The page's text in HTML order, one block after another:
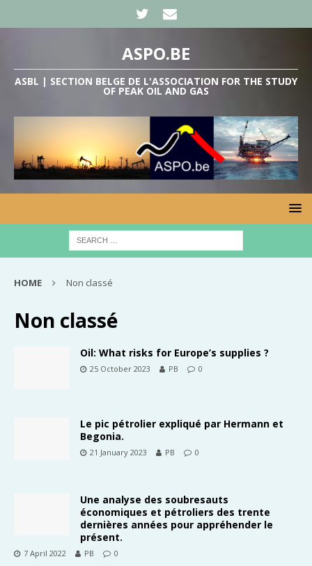
ASPO.BE
ASBL | SECTION BELGE DE L'ASSOCIATION FOR THE STUDY
OF PEAK OIL AND GAS
HOME Non classé
Non classé
Oil: What risks for Europe’s supplies ?
25 October 2023 PB 0
Le pic pétrolier expliqué par Hermann et
Begonia.
21 January 2023 PB 0
Une analyse des soubresauts
économiques et pétroliers des trente
dernières années pour appréhender le
présent.
7 April 2022 PB 0